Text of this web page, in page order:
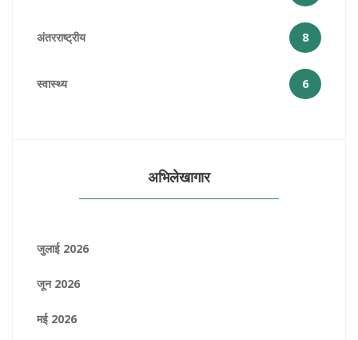
अंतरराष्ट्रीय 8
स्वास्थ्य 6
अभिलेखागार
जुलाई 2026
जून 2026
मई 2026